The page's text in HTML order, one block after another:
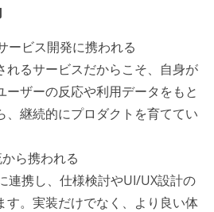
ービス開発に携われる
れるサービスだからこそ、自身が
ーザーの反応や利用データをもと
、継続的にプロダクトを育ててい
ら携われる
連携し、仕様検討やUI/UX設計の
す。実装だけでなく、より良い体